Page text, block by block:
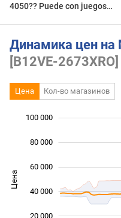
4050?? Puede con juegos
Динамика цен на
[B12VE-2673XRO]
Цена Кол-во магазинов
Цена
20 000
40 000
60 000
80 000
100 000